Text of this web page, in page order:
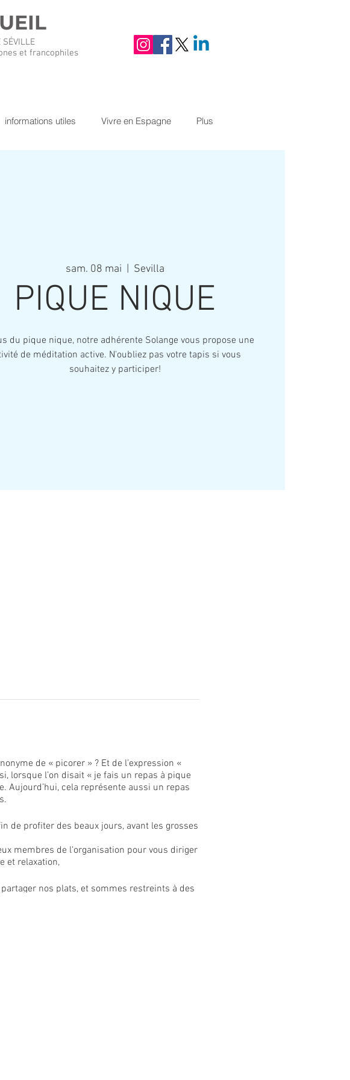
SÉVILLE
et francophiles
informations utiles Vivre en Espagne Plus
sam. 08 mai
  |
Sevilla
PIQUE NIQUE
du pique nique, notre adhérente Solange vous propose une
de méditation active. N'oubliez pas votre tapis si vous
souhaitez y participer!
de « picorer » ? Et de l’expression «
lorsque l’on disait « je fais un repas à pique
Aujourd’hui, cela représente aussi un repas
de profiter des beaux jours, avant les grosses
membres de l'organisation pour vous diriger
et relaxation,
nos plats, et sommes restreints à des